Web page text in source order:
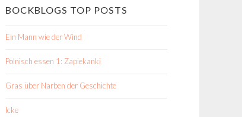
BOCKBLOGS TOP POSTS
Ein Mann wie der Wind
Polnisch essen 1: Zapiekanki
Gras über Narben der Geschichte
Icke